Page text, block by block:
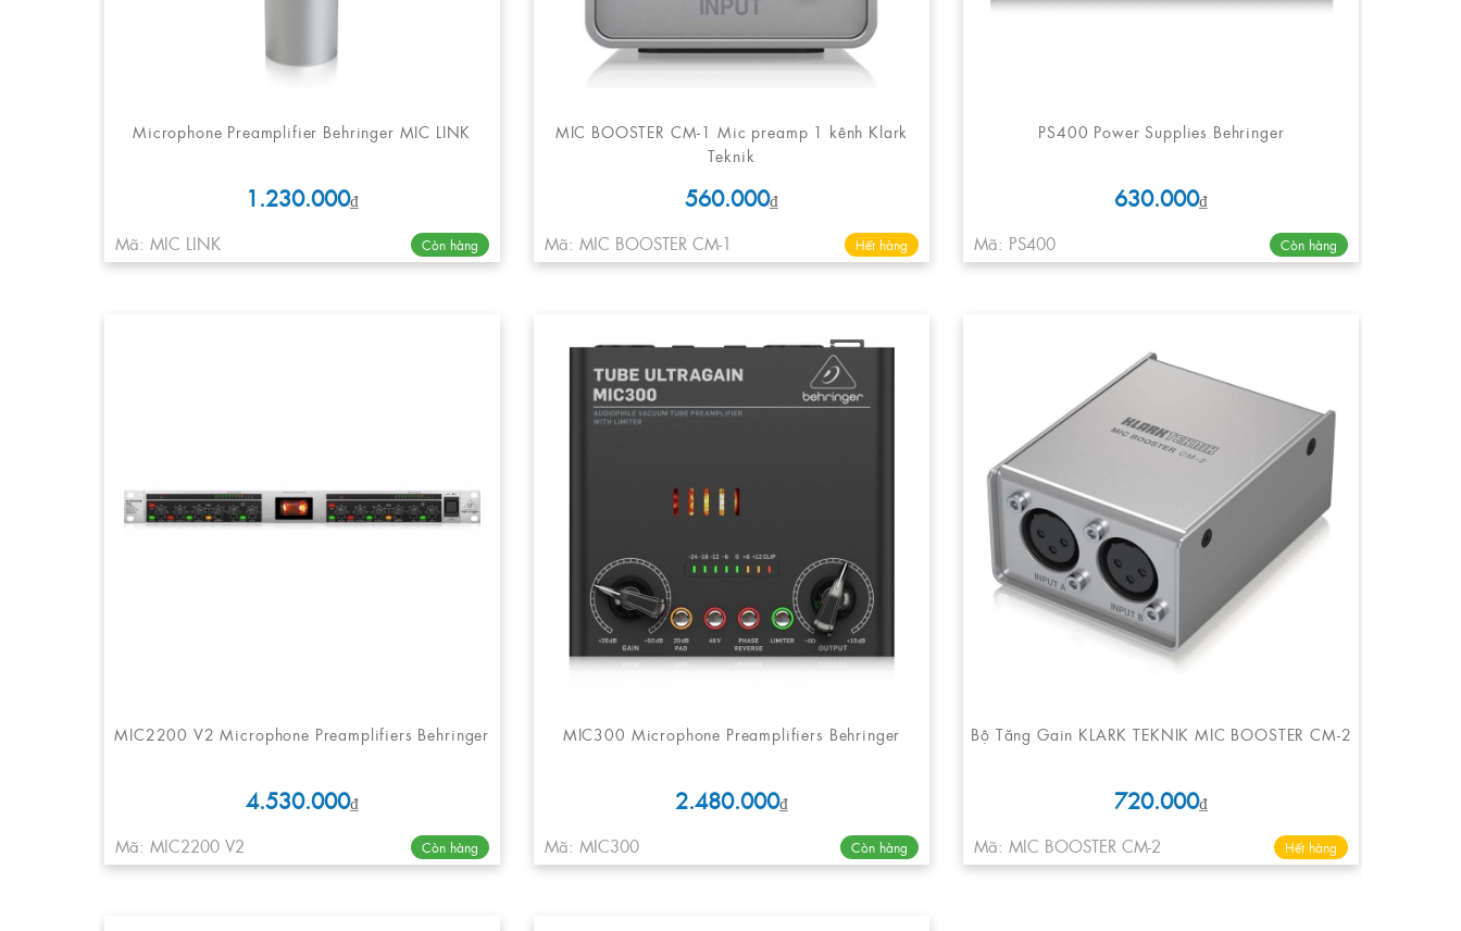
Microphone Preamplifier Behringer MIC LINK
1.230.000₫
Mã: MIC LINK
Còn hàng
MIC BOOSTER CM-1 Mic preamp 1 kênh Klark
Teknik
560.000₫
Mã: MIC BOOSTER CM-1
Hết hàng
PS400 Power Supplies Behringer
630.000₫
Mã: PS400
Còn hàng
MIC2200 V2 Microphone Preamplifiers Behringer
4.530.000₫
Mã: MIC2200 V2
Còn hàng
MIC300 Microphone Preamplifiers Behringer
2.480.000₫
Mã: MIC300
Còn hàng
Bộ Tăng Gain KLARK TEKNIK MIC BOOSTER CM-2
720.000₫
Mã: MIC BOOSTER CM-2
Hết hàng